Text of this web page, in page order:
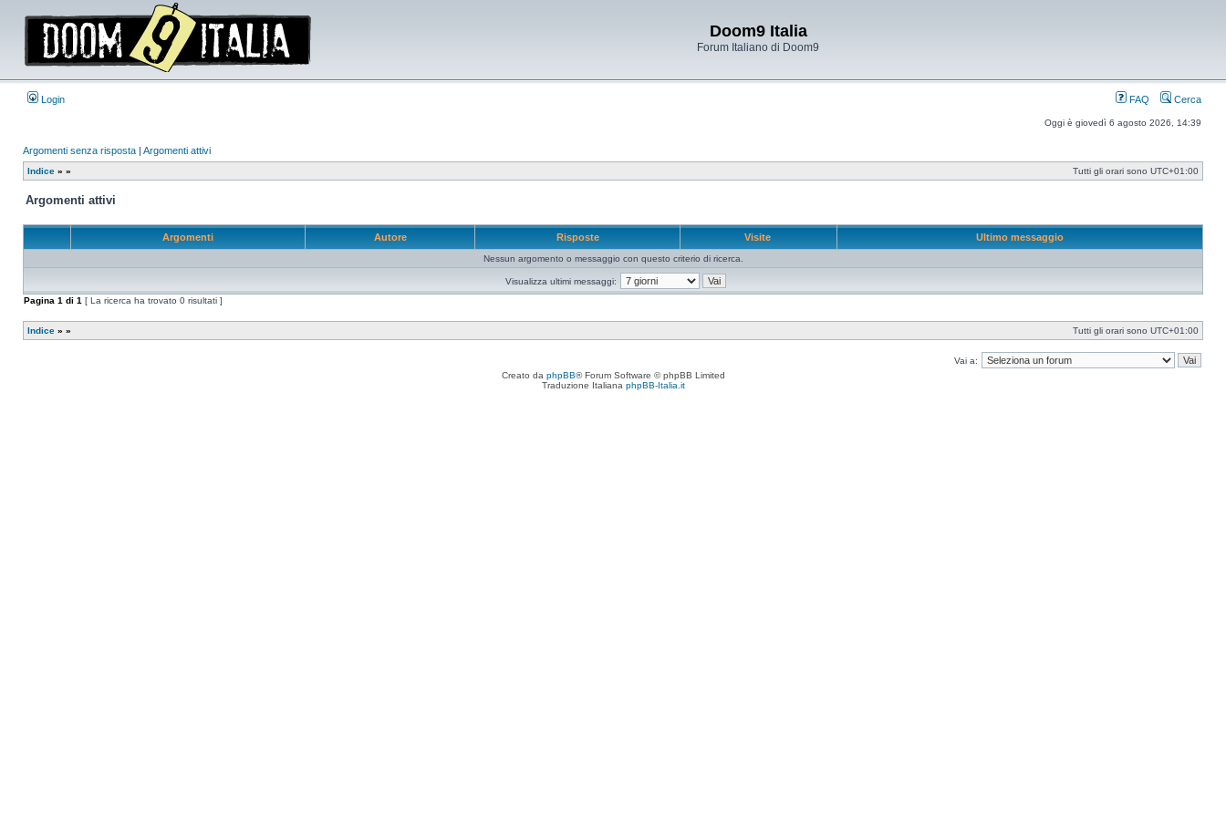
Doom9 Italia
Forum Italiano di Doom9
Login FAQ Cerca
Oggi è giovedì 6 agosto 2026, 14:39
Argomenti senza risposta | Argomenti attivi
Indice » » Tutti gli orari sono UTC+01:00
Argomenti attivi
Argomenti Autore Risposte Visite Ultimo messaggio
Nessun argomento o messaggio con questo criterio di ricerca.
Visualizza ultimi messaggi:
Pagina 1 di 1 [ La ricerca ha trovato 0 risultati ]
Indice » » Tutti gli orari sono UTC+01:00
Vai a:
Creato da phpBB® Forum Software © phpBB Limited
Traduzione Italiana phpBB-Italia.it